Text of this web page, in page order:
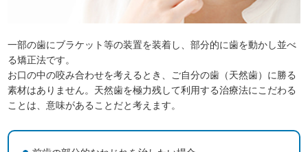
一部の歯にブラケット等の装置を装着し、部分的に歯を動かし並べ
る矯正法です。
お口の中の咬み合わせを考えるとき、ご自分の歯（天然歯）に勝る
素材はありません。天然歯を極力残して利用する治療法にこだわる
ことは、意味があることだと考えます。